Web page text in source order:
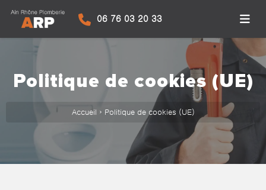
06 76 03 20 33
Politique de cookies (UE)
Accueil › Politique de cookies (UE)